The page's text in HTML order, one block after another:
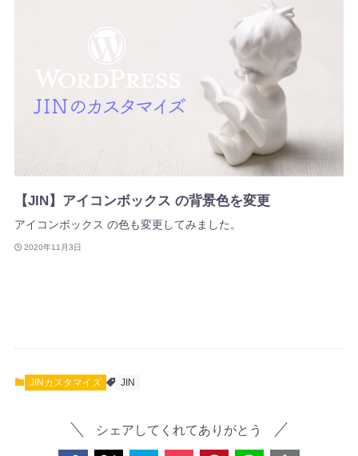
【JIN】アイコンボックス の背景色を変更
アイコンボックス の色も変更してみました。
2020年11月3日
JINカスタマイズ JIN
シェアしてくれてありがとう